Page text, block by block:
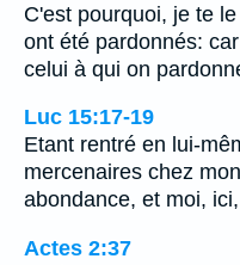
C'est pourquoi, je te
ont été pardonnés:
celui à qui on
Luc 15:17-19
Etant rentré en lui-
mercenaires chez
abondance, et moi,
Actes 2:37